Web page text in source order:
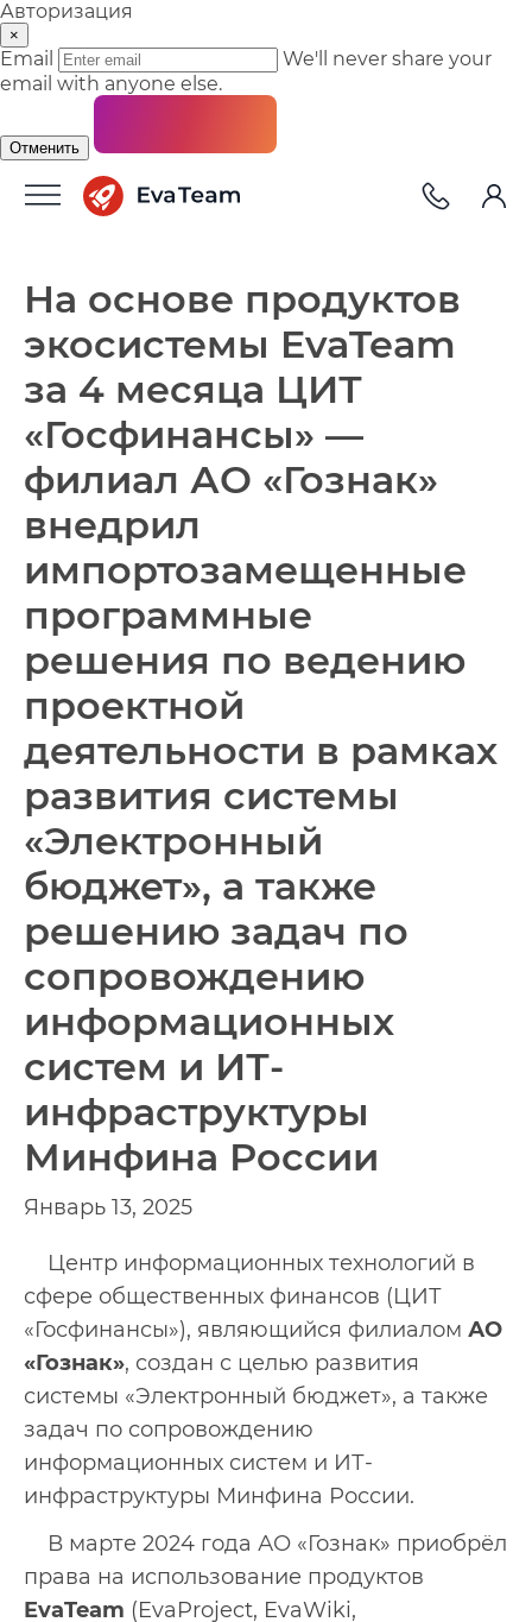
Авторизация
×
Email
We'll never share your
email with anyone else.
Отменить
На основе продуктов
экосистемы EvaTeam
за 4 месяца ЦИТ
«Госфинансы» —
филиал АО «Гознак»
внедрил
импортозамещенные
программные
решения по ведению
проектной
деятельности в рамках
развития системы
«Электронный
бюджет», а также
решению задач по
сопровождению
информационных
систем и ИТ-
инфраструктуры
Минфина России
Январь 13, 2025
Центр информационных технологий в
сфере общественных финансов (ЦИТ
«Госфинансы»), являющийся филиалом АО
«Гознак», создан с целью развития
системы «Электронный бюджет», а также
задач по сопровождению
информационных систем и ИТ-
инфраструктуры Минфина России.
В марте 2024 года АО «Гознак» приобрёл
права на использование продуктов
EvaTeam (EvaProject, EvaWiki,